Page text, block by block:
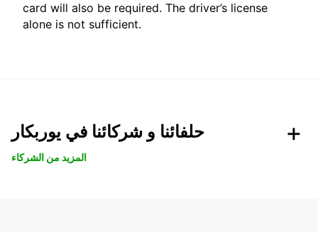
card will also be required. The driver’s license
alone is not sufficient.
حلفائنا و شركائنا في يوربكار
المزيد من الشركاء